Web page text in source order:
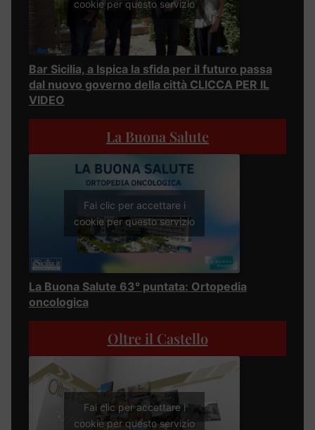
cookie per questo servizio
Bar Sicilia, a Ispica la sfida per il futuro passa
dal nuovo governo della città CLICCA PER IL
VIDEO
La Buona Salute
Fai clic per accettare i
cookie per questo servizio
La Buona Salute 63° puntata: Ortopedia
oncologica
Oltre il Castello
Fai clic per accettare i
cookie per questo servizio